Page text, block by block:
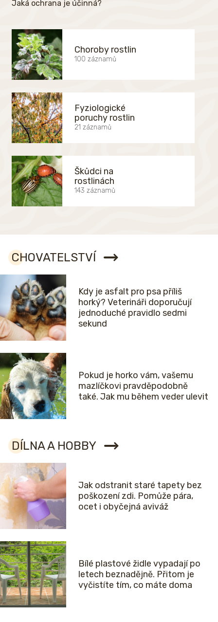
Jaká ochrana je účinná?
Choroby rostlin
100 záznamů
Fyziologické
poruchy rostlin
21 záznamů
Škůdci na
rostlinách
143 záznamů
CHOVATELSTVÍ
Kdy je asfalt pro psa příliš
horký? Veterináři doporučují
jednoduché pravidlo sedmi
sekund
Pokud je horko vám, vašemu
mazlíčkovi pravděpodobně
také. Jak mu během veder ulevit
DÍLNA A HOBBY
Jak odstranit staré tapety bez
poškození zdi. Pomůže pára,
ocet i obyčejná aviváž
Bílé plastové židle vypadají po
letech beznadějně. Přitom je
vyčistíte tím, co máte doma